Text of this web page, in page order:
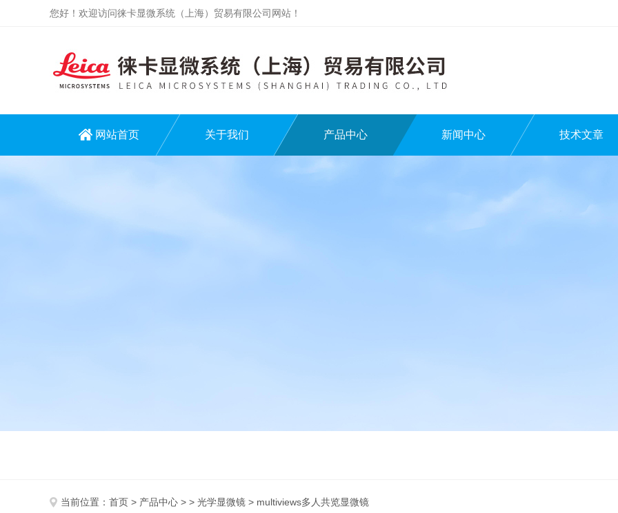
您好！欢迎访问徕卡显微系统（上海）贸易有限公司网站！
网站首页 关于我们 产品中心 新闻中心 技术文章
当前位置： 首页 > 产品中心 > > 光学显微镜 > multiviews多人共览显微镜